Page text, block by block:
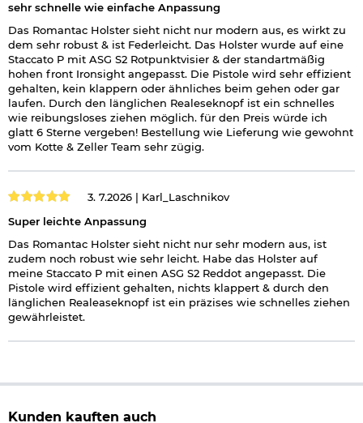
Universell anpassbares Passformholster mit Paddle-
Plattform
360 Grad drehbar
Ausführung: Rechtshänder
Material: Polymer-Verbundkunststoff / Nylon / Metall
Farbe: schwarz
Gewicht: ca. 201 g
Hersteller: Romantac
Details zur Passform:
Passend für folgende Airsoft- und Luftdruckwaffen (nach
Action Army - AAP01
APS - SB. Shark / SD. Shark; XTP Series; MARCUX / CRIXUS;
D.Scorpion-c / Scorpion-c / Spyder-c; A CAP; D.Dragonfly-c
/ Dragonfly-c; PMT Mantis-c; ACP606 / ACP603
ASG - SP-01 Shadow
AW Customs - HX Series (außer HX21); NE Series; VX
Series (passend bei VX7 / VX9 P80 Rahmen); DS Series;
BL Series; RD Series; CM Series; ST Series; AP Series; SW
Master
HFC - HG 182 / 185 / 190
sehr schnelle wie einfache Anpassung
Das Romantac Holster sieht nicht nur modern aus, es wirkt zu
dem sehr robust & ist Federleicht. Das Holster wurde auf eine
Staccato P mit ASG S2 Rotpunktvisier & der standartmäßig
hohen front Ironsight angepasst. Die Pistole wird sehr effizient
gehalten, kein klappern oder ähnliches beim gehen oder gar
laufen. Durch den länglichen Realeseknopf ist ein schnelles
wie reibungsloses ziehen möglich. für den Preis würde ich
glatt 6 Sterne vergeben! Bestellung wie Lieferung wie gewohnt
vom Kotte & Zeller Team sehr zügig.
3. 7.2026 | Karl_Laschnikov
Super leichte Anpassung
Das Romantac Holster sieht nicht nur sehr modern aus, ist
zudem noch robust wie sehr leicht. Habe das Holster auf
meine Staccato P mit einen ASG S2 Reddot angepasst. Die
Pistole wird effizient gehalten, nichts klappert & durch den
länglichen Realeaseknopf ist ein präzises wie schnelles ziehen
gewährleistet.
Kunden kauften auch